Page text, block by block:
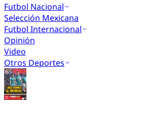
Futbol Nacional
Selección Mexicana
Futbol Internacional
Opinión
Video
Otros Deportes